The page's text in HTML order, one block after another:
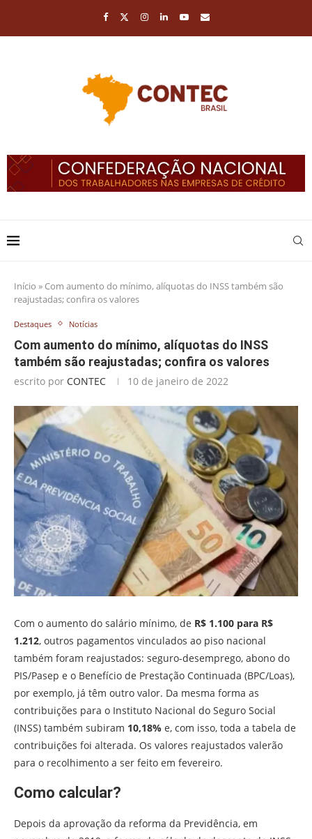
Início » Com aumento do mínimo, alíquotas do INSS também são
reajustadas; confira os valores
Destaques Notícias
Com aumento do mínimo, alíquotas do INSS
também são reajustadas; confira os valores
escrito por CONTEC 10 de janeiro de 2022
Com o aumento do salário mínimo, de R$ 1.100 para R$
1.212, outros pagamentos vinculados ao piso nacional
também foram reajustados: seguro-desemprego, abono do
PIS/Pasep e o Benefício de Prestação Continuada (BPC/Loas),
por exemplo, já têm outro valor. Da mesma forma as
contribuições para o Instituto Nacional do Seguro Social
(INSS) também subiram 10,18% e, com isso, toda a tabela de
contribuições foi alterada. Os valores reajustados valerão
para o recolhimento a ser feito em fevereiro.
Como calcular?
Depois da aprovação da reforma da Previdência, em